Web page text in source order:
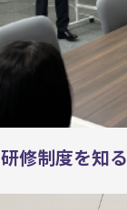
研修制度を知る